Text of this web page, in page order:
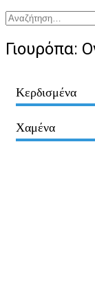
Αναζήτηση
για:
Γιουρόπα:
Κερδισμένα
Χαμένα